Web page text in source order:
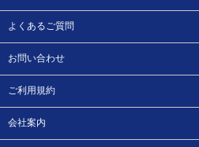
よくあるご質問
お問い合わせ
ご利用規約
会社案内